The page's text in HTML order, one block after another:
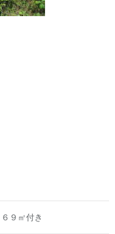
９㎡付き